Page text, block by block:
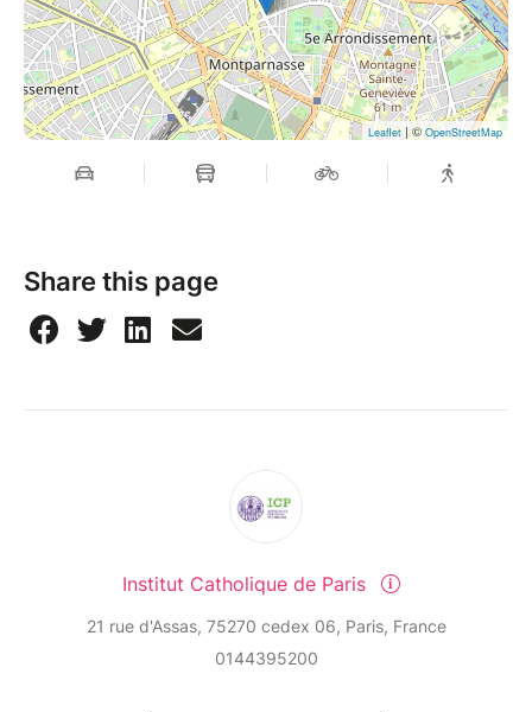
Leaflet| ©OpenStreetMap
Share this page
Institut Catholique de Paris
21 rue d'Assas, 75270 cedex 06, Paris, France
0144395200